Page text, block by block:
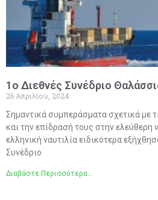
1ο Διεθνές Συνέδριο
26 Απριλίου, 2024
Σημαντικά συμπεράσματα σχετικά με
και την επίδρασή τους στην ελεύθερη
ελληνική ναυτιλία ειδικότερα
Συνέδριο
Διαβάστε Περισσότερα...